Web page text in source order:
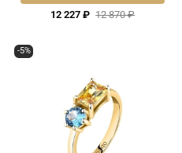
12 227 ₽ 12 870 ₽
-5%